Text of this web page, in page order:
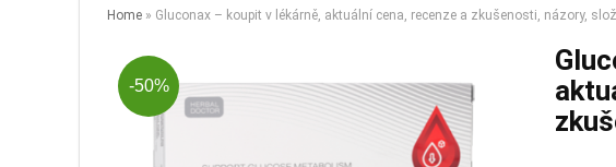
Home » Gluconax – koupit v lékárně, aktuální cena, recenze a zkušenosti, názory,
-50%